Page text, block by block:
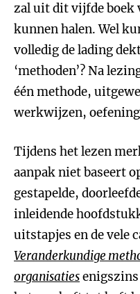
zal uit dit vijfde boek
kunnen halen. Wel
volledig de lading
‘methoden’? Na
één methode,
werkwijzen,
Tijdens het lezen
aanpak niet baseert
gestapelde,
inleidende
uitstapjes en de vele
Veranderkundige
organisatiesenigszins